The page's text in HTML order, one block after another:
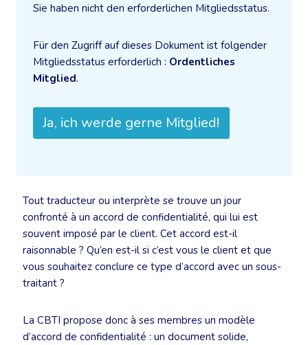
Tout traducteur ou interprète se trouve un jour
confronté à un accord de confidentialité, qui lui est
souvent imposé par le client. Cet accord est-il
raisonnable ? Qu’en est-il si c’est vous le client et que
vous souhaitez conclure ce type d’accord avec un sous-
traitant ?
La CBTI propose donc à ses membres un modèle
d’accord de confidentialité : un document solide,
Sie haben nicht den erforderlichen Mitgliedsstatus.
Für den Zugriff auf dieses Dokument ist folgender
Mitgliedsstatus erforderlich : Ordentliches
Mitglied.
Ja, ich werde gerne Mitglied!